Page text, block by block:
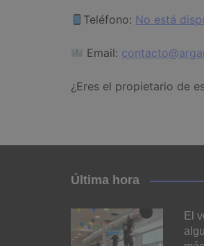
Teléfono: No está
Email:
¿Eres el propietario de
Última hora
El